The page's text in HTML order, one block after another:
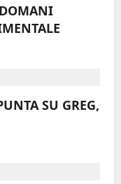
SU GREG,